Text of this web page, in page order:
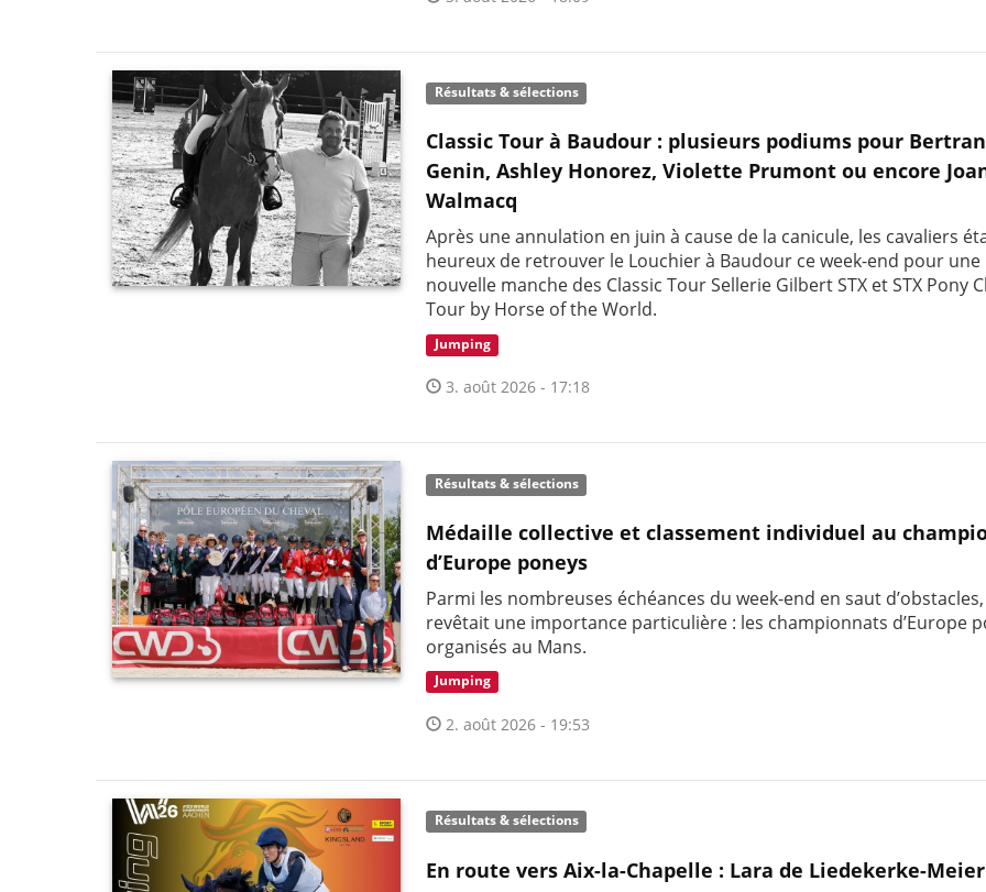
Résultats & sélections
Classic Tour à Baudour : plusieurs podiums pour
Genin, Ashley Honorez, Violette Prumont ou encore
Walmacq
Après une annulation en juin à cause de la canicule, les cavaliers
heureux de retrouver le Louchier à Baudour ce week-end pour une
nouvelle manche des Classic Tour Sellerie Gilbert STX et STX Pony
Tour by Horse of the World.
Jumping
3. août 2026 - 17:18
Résultats & sélections
Médaille collective et classement individuel au
d’Europe poneys
Parmi les nombreuses échéances du week-end en saut
revêtait une importance particulière : les championnats d’Europe
organisés au Mans.
Jumping
2. août 2026 - 19:53
Résultats & sélections
En route vers Aix-la-Chapelle : Lara de Liedekerke-Meier